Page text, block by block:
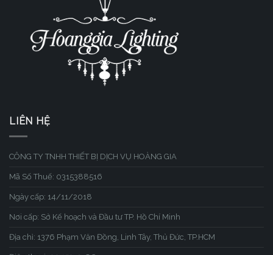
LIÊN HỆ
CÔNG TY TNHH THIẾT BỊ DỊCH VỤ HOÀNG GIA
Mã Số Thuế: 0315388516
Ngày cấp: 14/11/2018
Nơi cấp: Sở Kế hoạch và Đầu tư TP. Hồ Chí Minh
Địa chỉ: 1376 Phạm Văn Đồng, Linh Tây, Thủ Đức, TP.HCM